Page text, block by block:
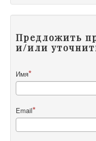
Предложить
и/или
Имя
Email